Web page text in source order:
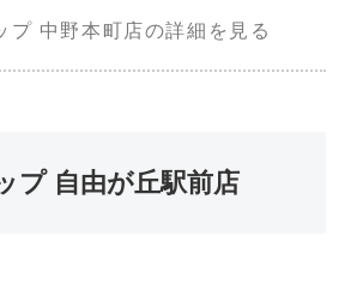
プ 中野本町店の詳細を見る
プ 自由が丘駅前店